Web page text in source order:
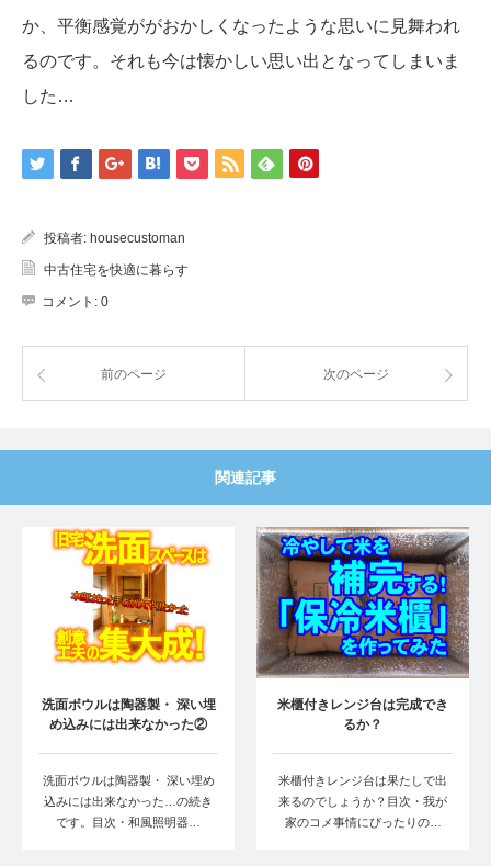
か、平衡感覚ががおかしくなったような思いに見舞われ
るのです。それも今は懐かしい思い出となってしまいま
した…
投稿者: housecustoman
中古住宅を快適に暮らす
コメント: 0
前のページ 次のページ
関連記事
洗面ボウルは陶器製・ 深い埋
め込みには出来なかった②
洗面ボウルは陶器製・ 深い埋め
込みには出来なかった…の続き
です。目次・和風照明器…
米櫃付きレンジ台は完成でき
るか？
米櫃付きレンジ台は果たしで出
来るのでしょうか？目次・我が
家のコメ事情にぴったりの…